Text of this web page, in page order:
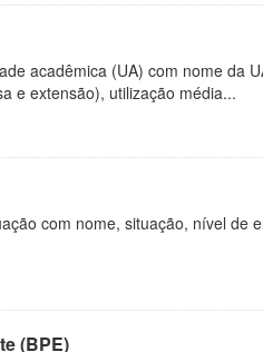
acadêmica (UA) com nome da
e extensão), utilização média...
com nome, situação, nível de
(BPE)